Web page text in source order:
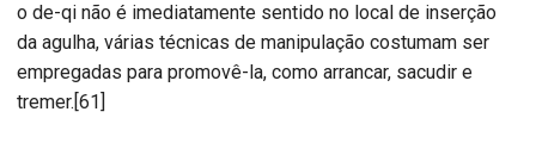
o de-qi não é imediatamente sentido no local de inserção
da agulha, várias técnicas de manipulação costumam ser
empregadas para promovê-la, como arrancar, sacudir e
tremer.[61]